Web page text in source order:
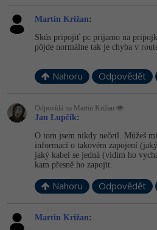
Copywriter
Algoritmy -41%
Umělá inteligence (AI)
Více
Fórum
Google Dokumenty
Time management
Windows
Kybernetická
Elektronický podpis
Fórum
Video
Ostatní
Fórum
Martin Križan:
Skús pripojiť pc prijamo na
pôjde normálne tak je chyba v
Nahoru Odpovědět
Odpovídá na Martin Križan
Jan Lupčík:
O tom jsem nikdy nečetl. Můžeš
informací o takovém zapojení
jaký kabel se jedná (vidím ho
kam přesně ho zapojit.
Nahoru Odpovědět
Martin Križan: